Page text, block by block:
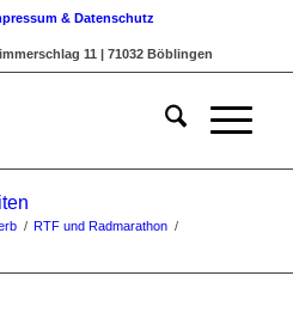
& Datenschutz
11 | 71032 Böblingen
/ RTF und Radmarathon /